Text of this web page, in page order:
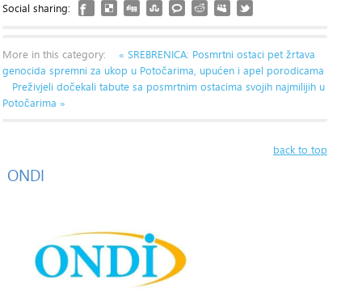
Social sharing:
More in this category:
« SREBRENICA: Posmrtni ostaci pet žrtava
genocida spremni za ukop u Potočarima, upućen i apel porodicama
Preživjeli dočekali tabute sa posmrtnim ostacima svojih najmilijih u
Potočarima »
back to top
ONDI